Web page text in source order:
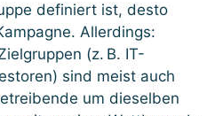
definiert ist, desto
Allerdings:
(z. B. IT-
sind meist auch
um dieselben